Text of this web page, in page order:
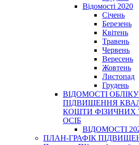
Відомості 2020
Січень
Березень
Квітень
Травень
Червень
Вересень
Жовтень
Листопад
Грудень
ВІДОМОСТІ
ПІДВИЩЕННЯ
КОШТИ
ОСІБ
ВІДОМОСТІ
ПЛАН-ГРАФІК